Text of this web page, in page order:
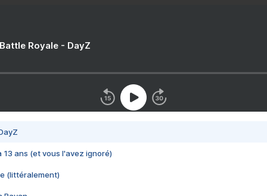
Royale - DayZ
13 ans (et vous l'avez ignoré)
(littéralement)